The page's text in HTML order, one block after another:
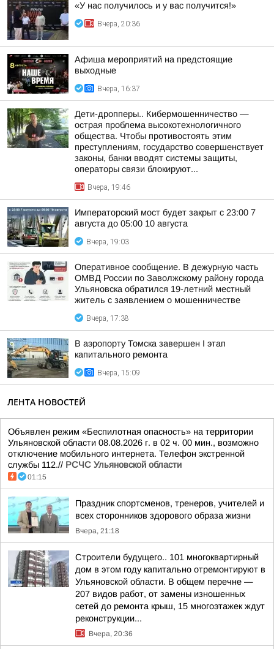
«У нас получилось и у вас получится!»
Вчера, 20:36
Афиша мероприятий на предстоящие
выходные
Вчера, 16:37
Дети-дропперы.. Кибермошенничество —
острая проблема высокотехнологичного
общества. Чтобы противостоять этим
преступлениям, государство совершенствует
законы, банки вводят системы защиты,
операторы связи блокируют...
Вчера, 19:46
Императорский мост будет закрыт с 23:00 7
августа до 05:00 10 августа
Вчера, 19:03
Оперативное сообщение. В дежурную часть
ОМВД России по Заволжскому району города
Ульяновска обратился 19-летний местный
житель с заявлением о мошенничестве
Вчера, 17:38
В аэропорту Томска завершен I этап
капитального ремонта
Вчера, 15:09
ЛЕНТА НОВОСТЕЙ
Объявлен режим «Беспилотная опасность» на территории
Ульяновской области 08.08.2026 г. в 02 ч. 00 мин., возможно
отключение мобильного интернета. Телефон экстренной
службы 112.// РСЧС Ульяновской области
01:15
Праздник спортсменов, тренеров, учителей и
всех сторонников здорового образа жизни
Вчера, 21:18
Строители будущего.. 101 многоквартирный
дом в этом году капитально отремонтируют в
Ульяновской области. В общем перечне —
207 видов работ, от замены изношенных
сетей до ремонта крыш, 15 многоэтажек ждут
реконструкции...
Вчера, 20:36